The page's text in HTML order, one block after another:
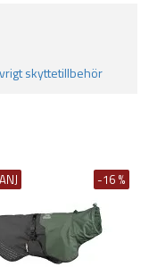
skyttetillbehör
-16 %